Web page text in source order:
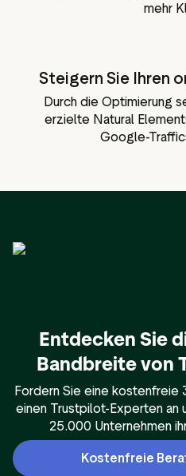
mehr
Steigern Sie Ihren
Durch die Optimierung
erzielte Natural
Google-
Entdecken Sie
Bandbreite von
Fordern Sie eine kostenfreie
einen Trustpilot-Experten an
25.000 Unternehmen
Kostenfreie